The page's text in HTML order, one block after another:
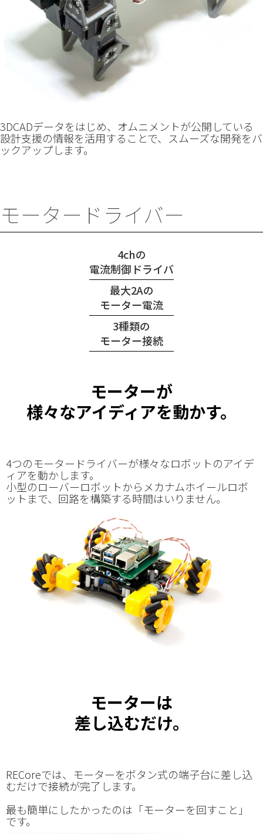
3DCADデータをはじめ、オムニメントが公開している
設計支援の情報を活用することで、スムーズな開発をバ
ックアップします。
モータードライバー
4chの
電流制御ドライバ
最大2Aの
モーター電流
3種類の
モーター接続
モーターが
様々なアイディアを動かす。
4つのモータードライバーが様々なロボットのアイデ
ィアを動かします。
小型のローバーロボットからメカナムホイールロボ
ットまで、回路を構築する時間はいりません。
モーターは
差し込むだけ。
RECoreでは、モーターをボタン式の端子台に差し込
むだけで接続が完了します。
最も簡単にしたかったのは「モーターを回すこと」
です。